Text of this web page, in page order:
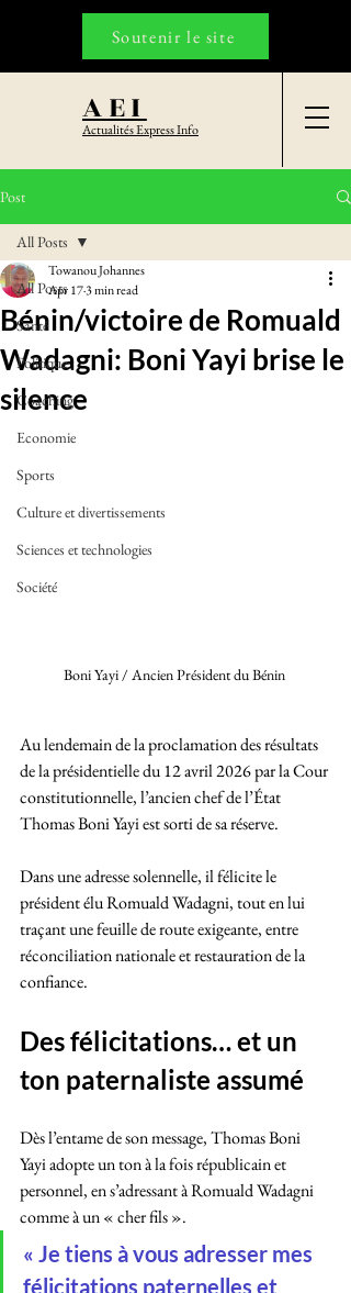
AEI
Actualités Express Info
Soutenir le site
Post
All Posts
Santé
Politique
Coaching
Economie
Sports
Culture et divertissements
Sciences et technologies
Société
All Posts
Bénin/victoire de Romuald
Wadagni: Boni Yayi brise le
silence
Towanou Johannes
Apr 173 min read
Boni Yayi / Ancien Président du Bénin
Au lendemain de la proclamation des résultats
de la présidentielle du 12 avril 2026 par la Cour
constitutionnelle, l’ancien chef de l’État
Thomas Boni Yayi est sorti de sa réserve.
Dans une adresse solennelle, il félicite le
président élu Romuald Wadagni, tout en lui
traçant une feuille de route exigeante, entre
réconciliation nationale et restauration de la
confiance.
Des félicitations… et un
ton paternaliste assumé
Dès l’entame de son message, Thomas Boni
Yayi adopte un ton à la fois républicain et
personnel, en s’adressant à Romuald Wadagni
comme à un « cher fils ».
« Je tiens à vous adresser mes
félicitations paternelles et